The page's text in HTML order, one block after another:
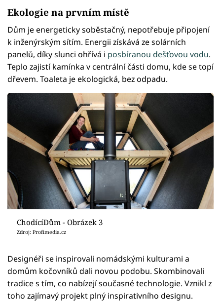
Ekologie na prvním místě
Dům je energeticky soběstačný, nepotřebuje připojení
k inženýrským sítím. Energii získává ze solárních
panelů, díky slunci ohřívá i posbíranou dešťovou vodu.
Teplo zajistí kamínka v centrální části domu, kde se topí
dřevem. Toaleta je ekologická, bez odpadu.
ChodícíDům - Obrázek 3
Zdroj: Profimedia.cz
Designéři se inspirovali nomádskými kulturami a
domům kočovníků dali novou podobu. Skombinovali
tradice s tím, co nabízejí současné technologie. Vznikl z
toho zajímavý projekt plný inspirativního designu.